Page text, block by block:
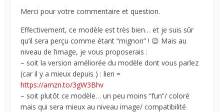
Merci pour votre commentaire et question.
Effectivement, ce modèle est très bien… et je suis sûr
qu’il sera perçu comme étant “mignon” ! 😉 Mais au
niveau de l’image, je vous proposerais :
– soit la version améliorée du modèle dont vous parlez
(car il y a mieux depuis ) : lien =
https://amzn.to/3gW3Bhv
– soit plutôt ce modèle… un peu moins “fun”/ coloré
mais qui sera mieux au niveau image/ compatibilité